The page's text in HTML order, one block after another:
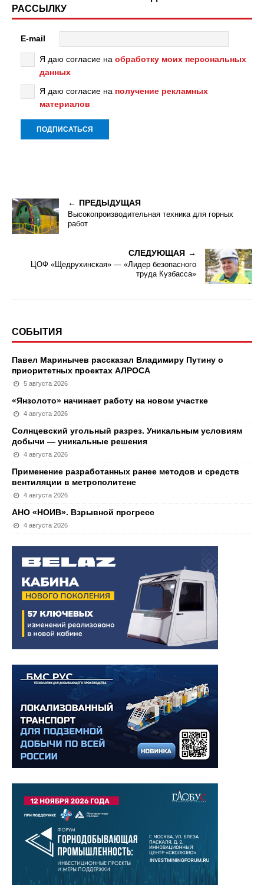
РАССЫЛКУ
E-mail
Я даю согласие на обработку моих персональных
данных
Я даю согласие на получение рекламных
материалов
ПРЕДЫДУЩАЯ
Высокопроизводительная техника для горных
работ
СЛЕДУЮЩАЯ
ЦОФ «Щедрухинская» — «Лидер безопасного
труда Кузбасса»
СОБЫТИЯ
Павел Маринычев рассказал Владимиру Путину о
приоритетных проектах АЛРОСА
5 августа 2026
«Янзолото» начинает работу на новом участке
4 августа 2026
Солнцевский угольный разрез. Уникальным условиям
добычи — уникальные решения
4 августа 2026
Применение разработанных ранее методов и средств
вентиляции в метрополитене
4 августа 2026
АНО «НОИВ». Взрывной прогресс
4 августа 2026